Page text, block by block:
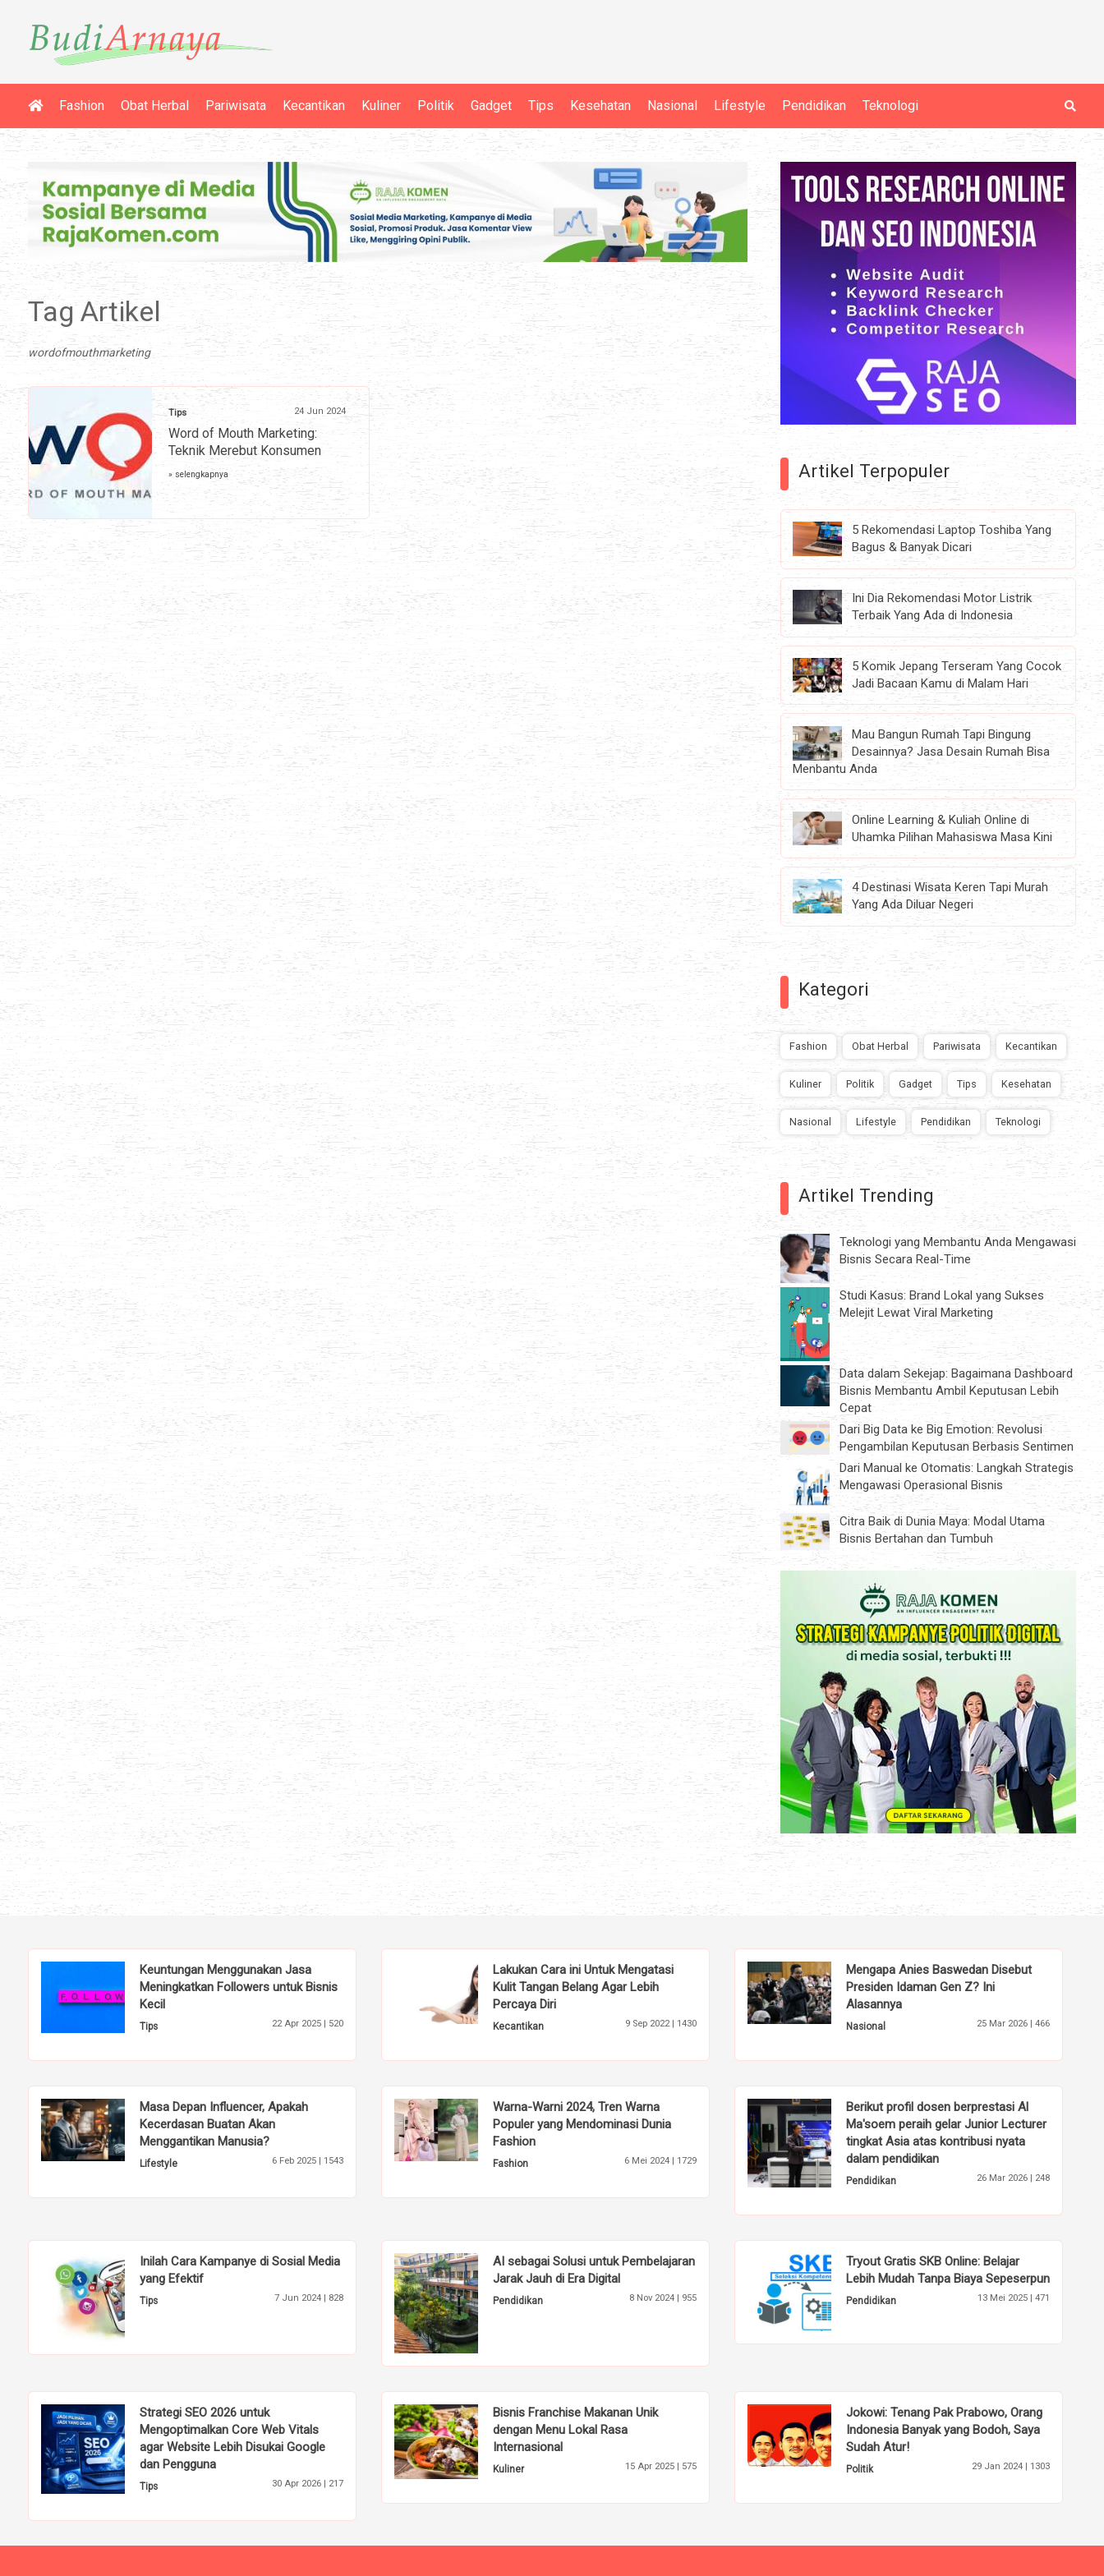
Fashion Obat Herbal Pariwisata Kecantikan Kuliner Politik Gadget Tips Kesehatan Nasional Lifestyle Pendidikan Teknologi
Tag Artikel
wordofmouthmarketing
Tips 24 Jun 2024
Word of Mouth Marketing:
Teknik Merebut Konsumen
» selengkapnya Artikel Terpopuler
5 Rekomendasi Laptop Toshiba Yang
Bagus & Banyak Dicari
Ini Dia Rekomendasi Motor Listrik
Terbaik Yang Ada di Indonesia
5 Komik Jepang Terseram Yang Cocok
Jadi Bacaan Kamu di Malam Hari
Mau Bangun Rumah Tapi Bingung
Desainnya? Jasa Desain Rumah Bisa
Menbantu Anda
Online Learning & Kuliah Online di
Uhamka Pilihan Mahasiswa Masa Kini
4 Destinasi Wisata Keren Tapi Murah
Yang Ada Diluar Negeri
Kategori
Fashion Obat Herbal Pariwisata Kecantikan
Kuliner Politik Gadget Tips Kesehatan
Nasional Lifestyle Pendidikan Teknologi
Artikel Trending
Teknologi yang Membantu Anda Mengawasi
Bisnis Secara Real-Time
Studi Kasus: Brand Lokal yang Sukses
Melejit Lewat Viral Marketing
Data dalam Sekejap: Bagaimana Dashboard
Bisnis Membantu Ambil Keputusan Lebih
Cepat
Dari Big Data ke Big Emotion: Revolusi
Pengambilan Keputusan Berbasis Sentimen
Dari Manual ke Otomatis: Langkah Strategis
Mengawasi Operasional Bisnis
Citra Baik di Dunia Maya: Modal Utama
Bisnis Bertahan dan Tumbuh
Keuntungan Menggunakan Jasa
Meningkatkan Followers untuk Bisnis
Kecil
Tips 22 Apr 2025 | 520
Lakukan Cara ini Untuk Mengatasi
Kulit Tangan Belang Agar Lebih
Percaya Diri
Kecantikan 9 Sep 2022 | 1430
Mengapa Anies Baswedan Disebut
Presiden Idaman Gen Z? Ini
Alasannya
Nasional 25 Mar 2026 | 466
Masa Depan Influencer, Apakah
Kecerdasan Buatan Akan
Menggantikan Manusia?
Lifestyle 6 Feb 2025 | 1543
Warna-Warni 2024, Tren Warna
Populer yang Mendominasi Dunia
Fashion
Fashion 6 Mei 2024 | 1729
Berikut profil dosen berprestasi Al
Ma'soem peraih gelar Junior Lecturer
tingkat Asia atas kontribusi nyata
dalam pendidikan
Pendidikan 26 Mar 2026 | 248
Inilah Cara Kampanye di Sosial Media
yang Efektif
Tips 7 Jun 2024 | 828
AI sebagai Solusi untuk Pembelajaran
Jarak Jauh di Era Digital
Pendidikan 8 Nov 2024 | 955
Tryout Gratis SKB Online: Belajar
Lebih Mudah Tanpa Biaya Sepeserpun
Pendidikan 13 Mei 2025 | 471
Strategi SEO 2026 untuk
Mengoptimalkan Core Web Vitals
agar Website Lebih Disukai Google
dan Pengguna
Tips 30 Apr 2026 | 217
Bisnis Franchise Makanan Unik
dengan Menu Lokal Rasa
Internasional
Kuliner 15 Apr 2025 | 575
Jokowi: Tenang Pak Prabowo, Orang
Indonesia Banyak yang Bodoh, Saya
Sudah Atur!
Politik 29 Jan 2024 | 1303